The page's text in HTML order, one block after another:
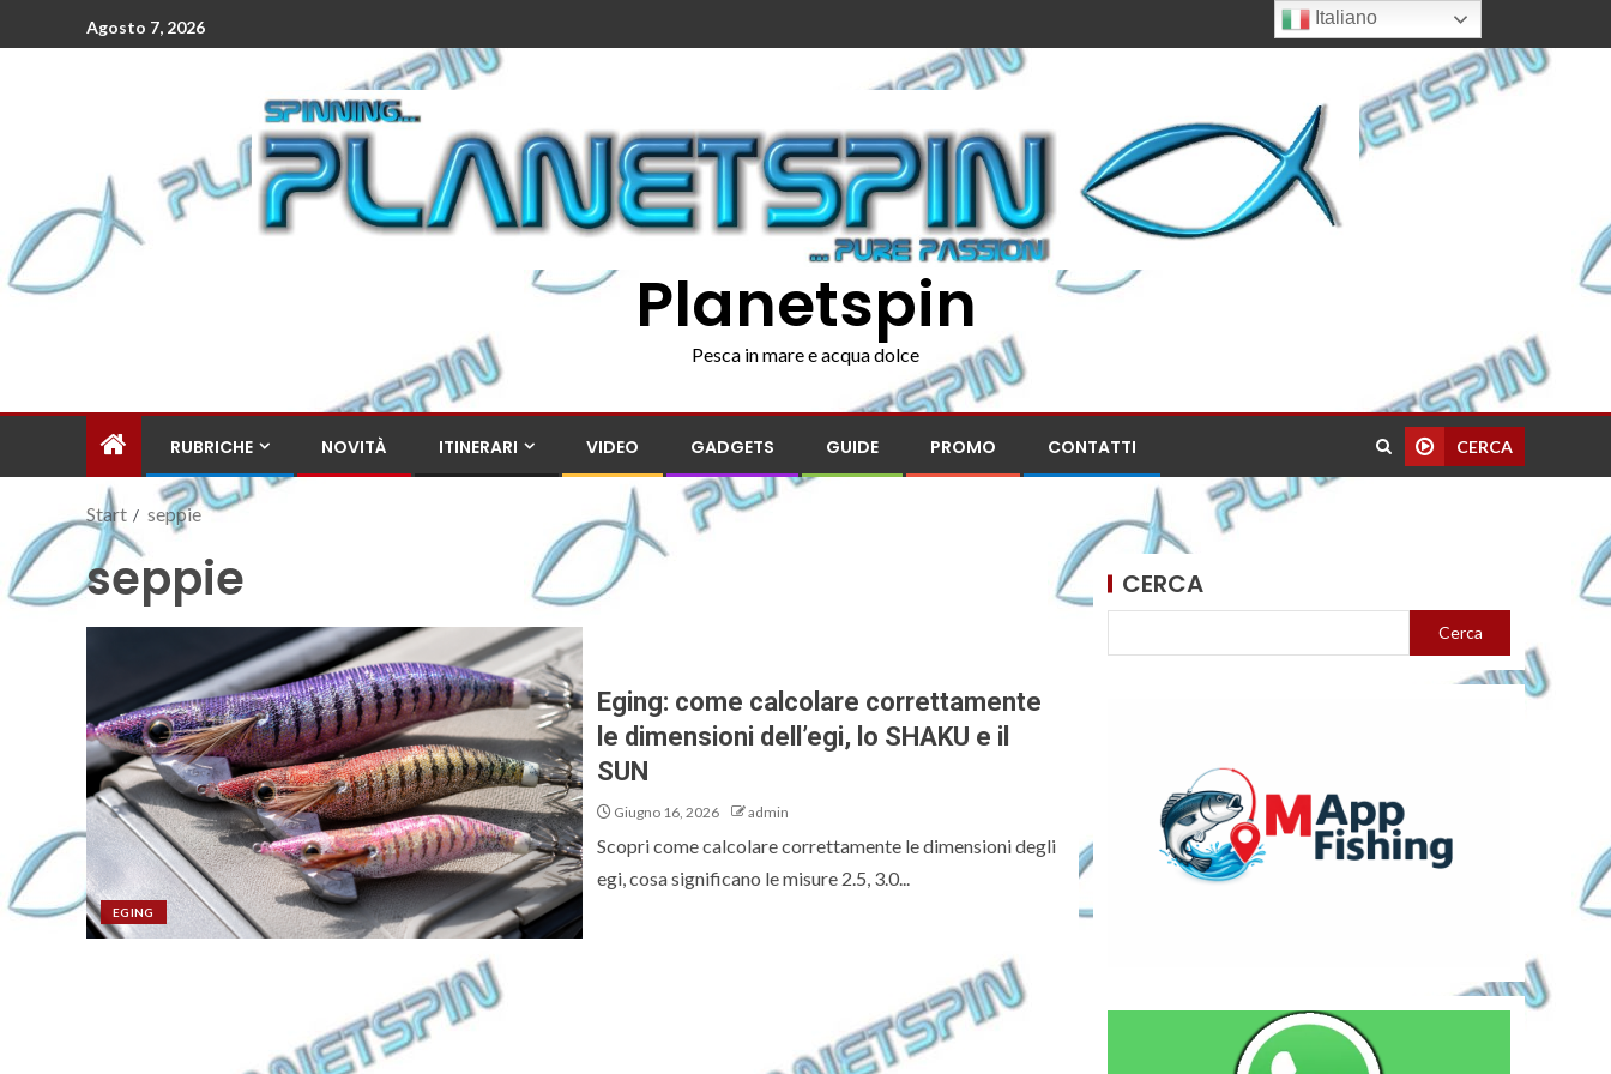
Agosto 7, 2026
Planetspin
Pesca in mare e acqua dolce
RUBRICHE NOVITÀ ITINERARI VIDEO GADGETS GUIDE PROMO CONTATTI CERCA
Start seppie
seppie
EGING
Eging: come calcolare correttamente
le dimensioni dell’egi, lo SHAKU e il
SUN
Giugno 16, 2026 admin
Scopri come calcolare correttamente le dimensioni degli
egi, cosa significano le misure 2.5, 3.0...
CERCA
Cerca
Italiano